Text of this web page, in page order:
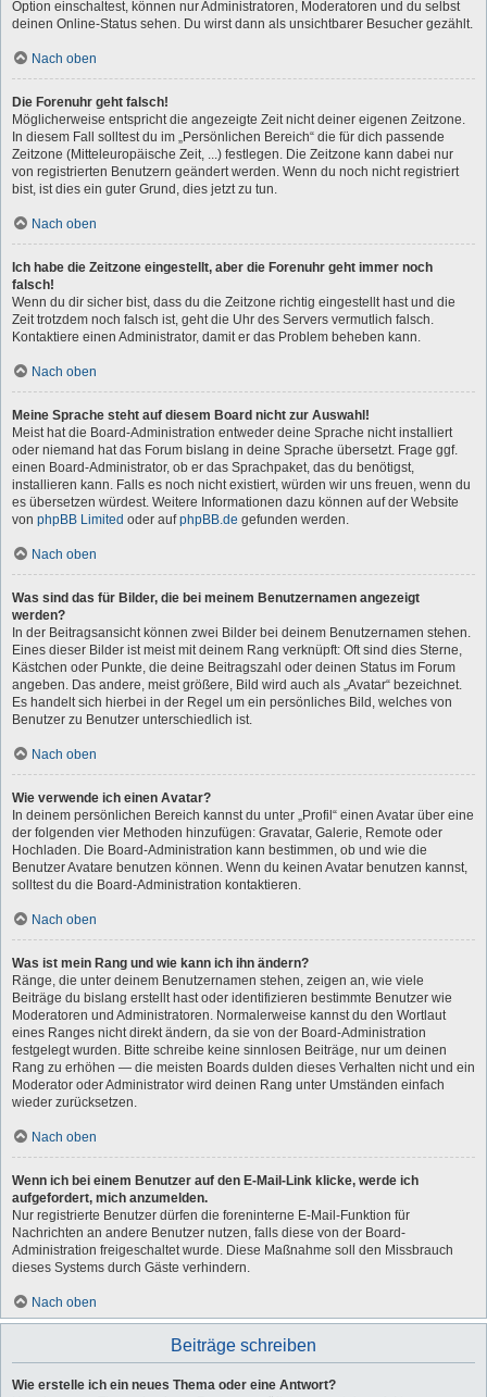
Option einschaltest, können nur Administratoren, Moderatoren und du selbst
deinen Online-Status sehen. Du wirst dann als unsichtbarer Besucher gezählt.
Nach oben
Die Forenuhr geht falsch!
Möglicherweise entspricht die angezeigte Zeit nicht deiner eigenen Zeitzone.
In diesem Fall solltest du im „Persönlichen Bereich“ die für dich passende
Zeitzone (Mitteleuropäische Zeit, ...) festlegen. Die Zeitzone kann dabei nur
von registrierten Benutzern geändert werden. Wenn du noch nicht registriert
bist, ist dies ein guter Grund, dies jetzt zu tun.
Nach oben
Ich habe die Zeitzone eingestellt, aber die Forenuhr geht immer noch
falsch!
Wenn du dir sicher bist, dass du die Zeitzone richtig eingestellt hast und die
Zeit trotzdem noch falsch ist, geht die Uhr des Servers vermutlich falsch.
Kontaktiere einen Administrator, damit er das Problem beheben kann.
Nach oben
Meine Sprache steht auf diesem Board nicht zur Auswahl!
Meist hat die Board-Administration entweder deine Sprache nicht installiert
oder niemand hat das Forum bislang in deine Sprache übersetzt. Frage ggf.
einen Board-Administrator, ob er das Sprachpaket, das du benötigst,
installieren kann. Falls es noch nicht existiert, würden wir uns freuen, wenn du
es übersetzen würdest. Weitere Informationen dazu können auf der Website
von phpBB Limited oder aufphpBB.de gefunden werden.
Nach oben
Was sind das für Bilder, die bei meinem Benutzernamen angezeigt
werden?
In der Beitragsansicht können zwei Bilder bei deinem Benutzernamen stehen.
Eines dieser Bilder ist meist mit deinem Rang verknüpft: Oft sind dies Sterne,
Kästchen oder Punkte, die deine Beitragszahl oder deinen Status im Forum
angeben. Das andere, meist größere, Bild wird auch als „Avatar“ bezeichnet.
Es handelt sich hierbei in der Regel um ein persönliches Bild, welches von
Benutzer zu Benutzer unterschiedlich ist.
Nach oben
Wie verwende ich einen Avatar?
In deinem persönlichen Bereich kannst du unter „Profil“ einen Avatar über eine
der folgenden vier Methoden hinzufügen: Gravatar, Galerie, Remote oder
Hochladen. Die Board-Administration kann bestimmen, ob und wie die
Benutzer Avatare benutzen können. Wenn du keinen Avatar benutzen kannst,
solltest du die Board-Administration kontaktieren.
Nach oben
Was ist mein Rang und wie kann ich ihn ändern?
Ränge, die unter deinem Benutzernamen stehen, zeigen an, wie viele
Beiträge du bislang erstellt hast oder identifizieren bestimmte Benutzer wie
Moderatoren und Administratoren. Normalerweise kannst du den Wortlaut
eines Ranges nicht direkt ändern, da sie von der Board-Administration
festgelegt wurden. Bitte schreibe keine sinnlosen Beiträge, nur um deinen
Rang zu erhöhen — die meisten Boards dulden dieses Verhalten nicht und ein
Moderator oder Administrator wird deinen Rang unter Umständen einfach
wieder zurücksetzen.
Nach oben
Wenn ich bei einem Benutzer auf den E-Mail-Link klicke, werde ich
aufgefordert, mich anzumelden.
Nur registrierte Benutzer dürfen die foreninterne E-Mail-Funktion für
Nachrichten an andere Benutzer nutzen, falls diese von der Board-
Administration freigeschaltet wurde. Diese Maßnahme soll den Missbrauch
dieses Systems durch Gäste verhindern.
Nach oben
Beiträge schreiben
Wie erstelle ich ein neues Thema oder eine Antwort?